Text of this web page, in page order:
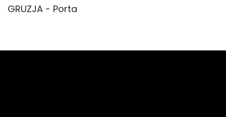
GRUZJA - Porta